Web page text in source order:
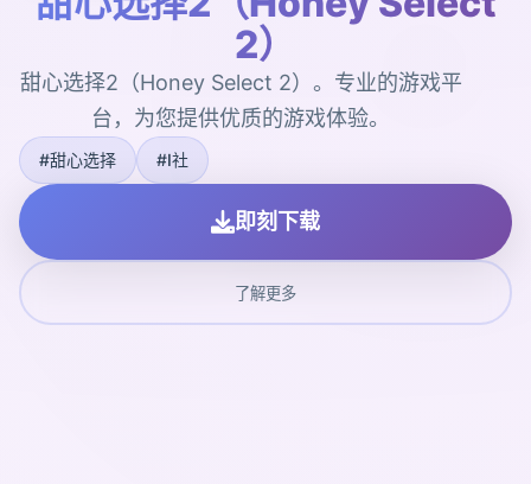
2）
甜心选择2（Honey Select 2）。专业的游戏平
台，为您提供优质的游戏体验。
#甜心选择 #I社
即刻下载
了解更多